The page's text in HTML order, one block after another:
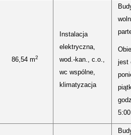
86,54 m2
Instalacja
elektryczna,
wod.-kan., c.o.,
wc wspólne,
klimatyzacja
jest